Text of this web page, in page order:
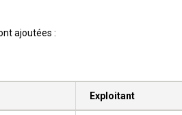
ajoutées :
Exploitant